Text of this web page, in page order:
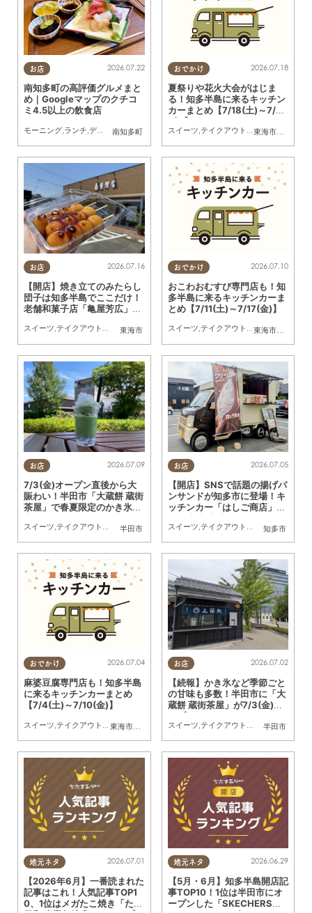
お店
南知多町
2026.07.22
南知多町の高評価グルメまと
め｜Googleマップのクチコ
ミ4.5以上の飲食店
モーニング ランチ ディナー ,カフェ スイーツ,まとめ記事
おでかけ
東海市
,大府市
2026.07.18
夏祭りや花火大会がはじま
る！知多半島に来るキッチン
カーまとめ【7/18(土)～7/24
(金)】
スイーツ テイクアウト キッチンカー
お店
東海市
2026.07.16
【開店】焼き立てのみたらし
団子は知多半島でここだけ！
老舗和菓子店「亀屋芳広」の
スイーツ,テイクアウト ,リニューアル 専門店,KURUTOHP
おでかけ
東海市
,大府市
2026.07.10
おこわおむすび専門店も！知
多半島に来るキッチンカーま
とめ【7/11(土)～7/17(金)】
スイーツ,テイクアウト ,キッチンカー
お店
半田市
2026.07.09
7/3(金)オープン直後から大
賑わい！半田市「大蔵餅 蔵街
茶屋」で春夏限定のかき氷を
スイーツ,テイクアウト ,専門店,まちネタ 行ってみたレポ
お店
知多市
2026.07.05
【開店】SNSで話題の揚げパ
ンサンドが知多市に登場！キ
ッチンカー「はしご商店」が
スイーツ,テイクアウト ,キッチンカー
おでかけ
東海市
,大府市 知多市 ,東浦町,阿久比町 ,半田市,常滑市
2026.07.04
麻婆豆腐専門店も！知多半島
に来るキッチンカーまとめ
【7/4(土)～7/10(金)】
スイーツ,テイクアウト ,キッチンカー イベント ,まとめ記事
お店
半田市
2026.07.02
【続報】かき氷など季節ごと
の甘味も多数！半田市に「大
蔵餅 蔵街茶屋」が7/3(金)オ
ープン
スイーツ,テイクアウト ,開店,専門店
地元ネタ 2026.07.01
【2026年6月】一番読まれた
記事はこれ！人気記事TOP1
0、1位はメガたこ焼き「たこ
地元ネタ 2026.06.29
【5月・6月】知多半島開店記
事TOP10！1位は半田市にオ
ープンした「SKECHERS